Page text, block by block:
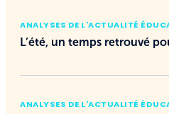
ANALYSES DE L'ACTUALITÉ
L’été, un temps retrouvé
ANALYSES DE L'ACTUALITÉ